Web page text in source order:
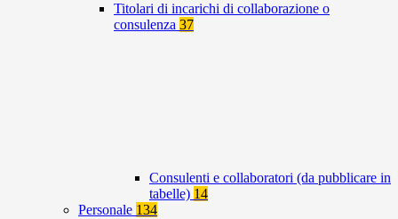
Titolari di incarichi di collaborazione o
consulenza 37
Consulenti e collaboratori (da pubblicare in
tabelle) 14
Personale 134